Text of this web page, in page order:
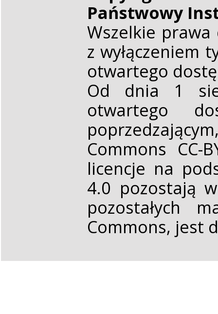
Państwowy
Wszelkie
z wyłączeniem
otwartego
Od dnia 1
otwartego
Commons CC-
licencje na
4.0 pozostają
pozostałych
Commons, jest